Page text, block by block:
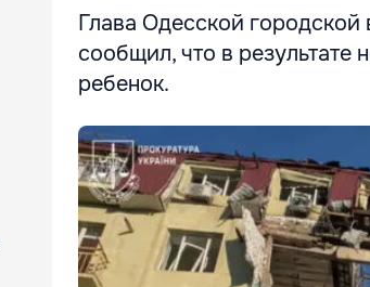
Глава Одесской
сообщил, что в результате
ребенок.